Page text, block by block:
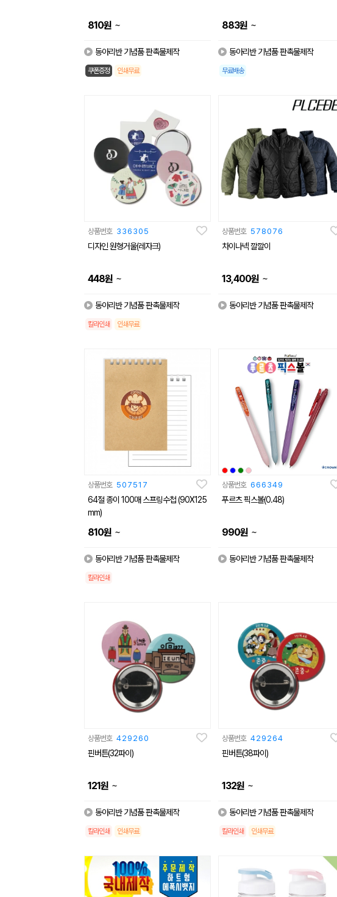
810원 ~
동아리반 기념품 판촉물제작
쿠폰증정 인쇄무료
883원 ~
동아리반 기념품 판촉물제작
무료배송
상품번호 336305
디자인 원형거울(레자크)
448원 ~
동아리반 기념품 판촉물제작
칼라인쇄 인쇄무료
상품번호 578076
차이나넥 깔깔이
13,400원 ~
동아리반 기념품 판촉물제작
상품번호 507517
64절 종이 100매 스프링수첩 (90X125
mm)
810원 ~
동아리반 기념품 판촉물제작
칼라인쇄
상품번호 666349
푸르츠 픽스볼(0.48)
990원 ~
동아리반 기념품 판촉물제작
상품번호 429260
핀버튼(32파이)
121원 ~
동아리반 기념품 판촉물제작
칼라인쇄 인쇄무료
상품번호 429264
핀버튼(38파이)
132원 ~
동아리반 기념품 판촉물제작
칼라인쇄 인쇄무료